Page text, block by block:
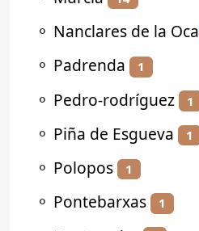
⚬ Nanclares de la Oca
⚬ Padrenda 1
⚬ Pedro-rodríguez 1
⚬ Piña de Esgueva 1
⚬ Polopos 1
⚬ Pontebarxas 1